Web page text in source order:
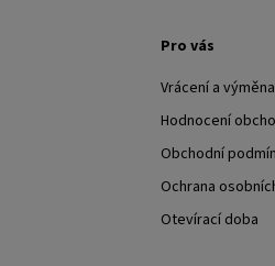
Pro vás
Vrácení a
Hodnocení
Obchodní
Ochrana
Otevírací doba